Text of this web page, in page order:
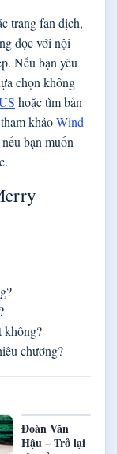
trang fan dịch,
đọc với nội
Nếu bạn yêu
chọn không
hoặc tìm bản
khảoWind
nếu bạn muốn
không?
chương?
Đoàn Văn
Hậu – Trở lại